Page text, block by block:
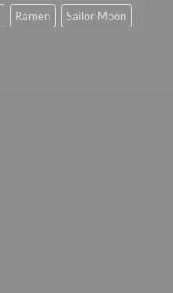
Ramen
Sailor Moon